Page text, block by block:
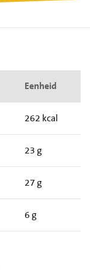
Eenheid
262 kcal
23 g
27 g
6 g